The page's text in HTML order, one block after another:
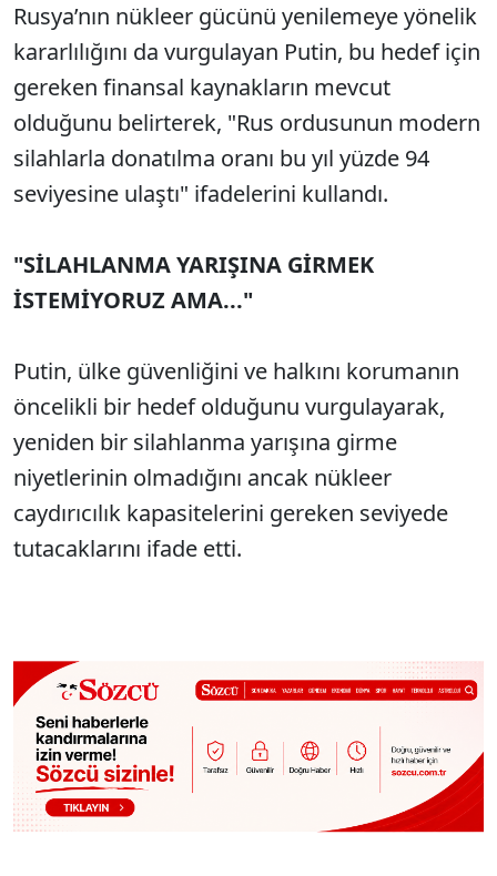
Rusya’nın nükleer gücünü yenilemeye yönelik
kararlılığını da vurgulayan Putin, bu hedef için
gereken finansal kaynakların mevcut
olduğunu belirterek, "Rus ordusunun modern
silahlarla donatılma oranı bu yıl yüzde 94
seviyesine ulaştı" ifadelerini kullandı.
"SİLAHLANMA YARIŞINA GİRMEK
İSTEMİYORUZ AMA..."
Putin, ülke güvenliğini ve halkını korumanın
öncelikli bir hedef olduğunu vurgulayarak,
yeniden bir silahlanma yarışına girme
niyetlerinin olmadığını ancak nükleer
caydırıcılık kapasitelerini gereken seviyede
tutacaklarını ifade etti.